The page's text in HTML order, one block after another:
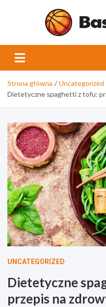
Strona główna
Uncategorized
Dietetyczne spaghetti z tofu:
UNCATEGORIZED
Dietetyczne
przepis na